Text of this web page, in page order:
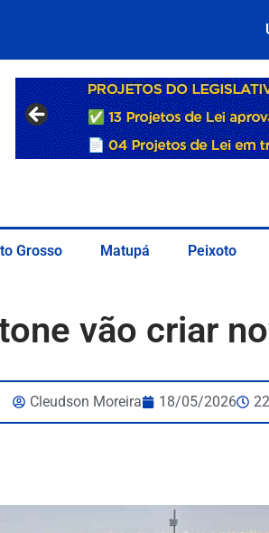
Grosso Matupá Peixoto
vão criar
Cleudson Moreira 18/05/2026